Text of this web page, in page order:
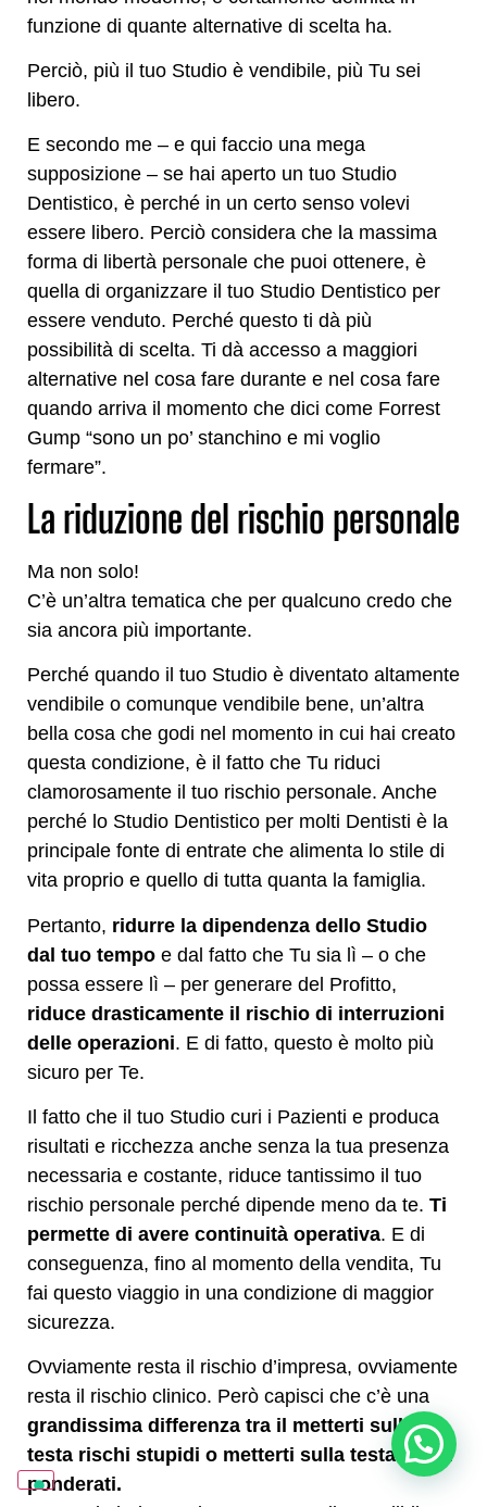
funzione di quante alternative di scelta ha.
Perciò, più il tuo Studio è vendibile, più Tu sei
libero.
E secondo me – e qui faccio una mega
supposizione – se hai aperto un tuo Studio
Dentistico, è perché in un certo senso volevi
essere libero. Perciò considera che la massima
forma di libertà personale che puoi ottenere, è
quella di organizzare il tuo Studio Dentistico per
essere venduto. Perché questo ti dà più
possibilità di scelta. Ti dà accesso a maggiori
alternative nel cosa fare durante e nel cosa fare
quando arriva il momento che dici come Forrest
Gump “sono un po’ stanchino e mi voglio
fermare”.
La riduzione del rischio personale
Ma non solo!
C’è un’altra tematica che per qualcuno credo che
sia ancora più importante.
Perché quando il tuo Studio è diventato altamente
vendibile o comunque vendibile bene, un’altra
bella cosa che godi nel momento in cui hai creato
questa condizione, è il fatto che Tu riduci
clamorosamente il tuo rischio personale. Anche
perché lo Studio Dentistico per molti Dentisti è la
principale fonte di entrate che alimenta lo stile di
vita proprio e quello di tutta quanta la famiglia.
Pertanto, ridurre la dipendenza dello Studio
dal tuo tempo e dal fatto che Tu sia lì – o che
possa essere lì – per generare del Profitto,
riduce drasticamente il rischio di interruzioni
delle operazioni. E di fatto, questo è molto più
sicuro per Te.
Il fatto che il tuo Studio curi i Pazienti e produca
risultati e ricchezza anche senza la tua presenza
necessaria e costante, riduce tantissimo il tuo
rischio personale perché dipende meno da te. Ti
permette di avere continuità operativa. E di
conseguenza, fino al momento della vendita, Tu
fai questo viaggio in una condizione di maggior
sicurezza.
Ovviamente resta il rischio d’impresa, ovviamente
resta il rischio clinico. Però capisci che c’è una
grandissima differenza tra il metterti sulla
testa rischi stupidi o metterti sulla testa rischi
ponderati.
Posso aiutarti? Sono Sara